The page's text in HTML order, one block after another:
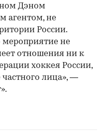
Дэном
агентом, не
России.
не
отношения ни к
хоккея России,
лица», —